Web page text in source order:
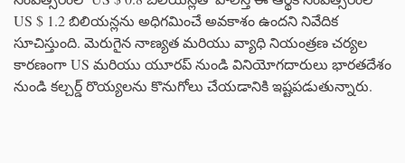
US $ 1.2 బిలియన్లను అధిగమించే అవకాశం ఉందని నివేదిక
సూచిస్తుంది. మెరుగైన నాణ్యత మరియు వ్యాధి నియంత్రణ చర్యల
కారణంగా US మరియు యూరప్ నుండి వినియోగదారులు భారతదేశం
నుండి కల్చర్డ్ రొయ్యలను కొనుగోలు చేయడానికి ఇష్టపడుతున్నారు.